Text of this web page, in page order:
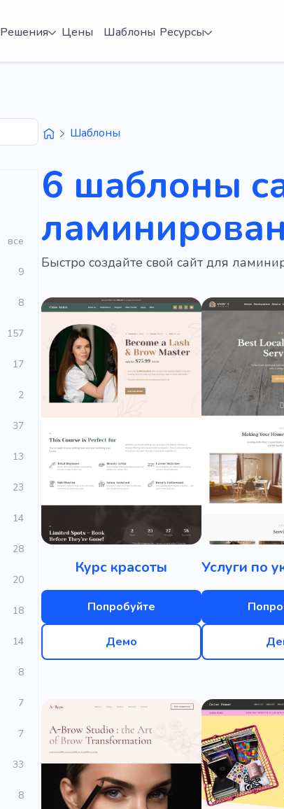
Решения Цены Шаблоны Ресурсы
все
9
8
157
17
2
37
13
23
14
28
20
18
14
8
7
7
33
8
Шаблоны
6 шаблоны
Быстро создайте свой сайт для
Курс красоты
Попробуйте
Демо